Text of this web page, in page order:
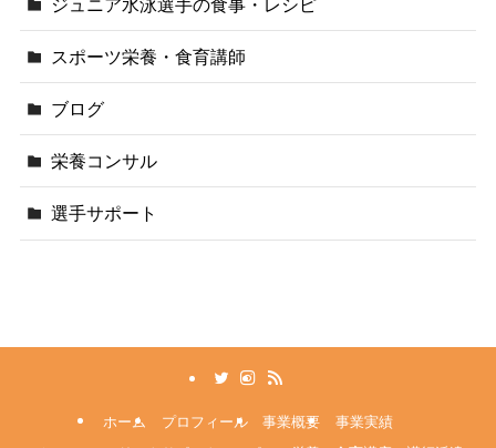
ジュニア水泳選手の食事・レシピ
スポーツ栄養・食育講師
ブログ
栄養コンサル
選手サポート
ホーム プロフィール 事業概要
事業実績